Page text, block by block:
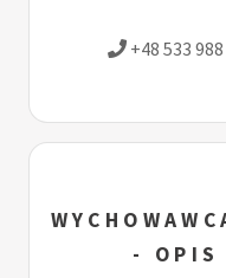
+48 533 988
- OPIS